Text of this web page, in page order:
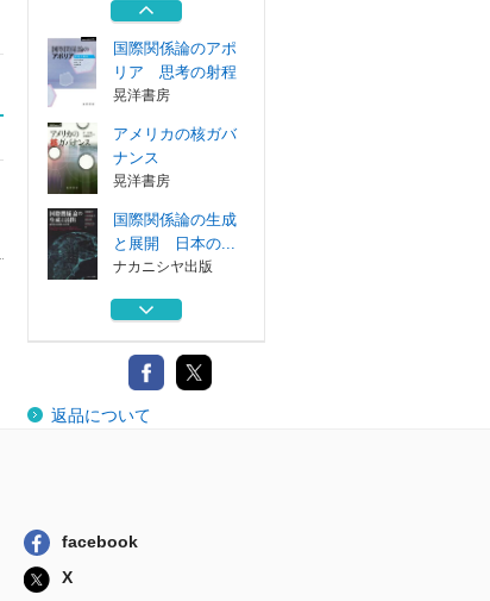
法政大学出版局
国際関係論のアポ
リア 思考の射程
晃洋書房
アメリカの核ガバ
ナンス
晃洋書房
国際関係論の生成
と展開 日本の...
ナカニシヤ出版
国際関係のなかの
晃洋書房
人間存在の国際関
係論 グローバ...
返品について
facebook
X